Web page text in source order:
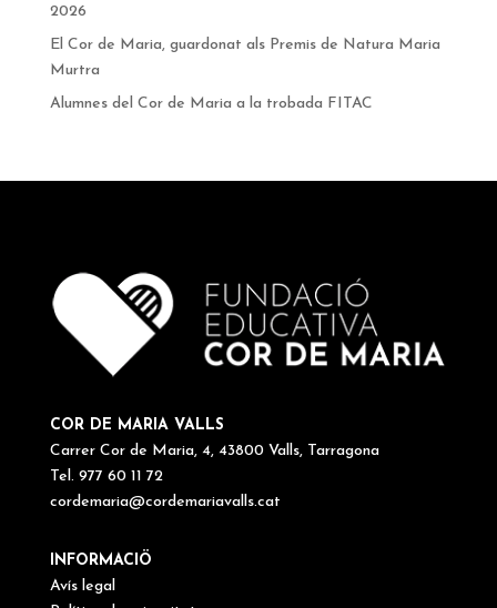
2026
El Cor de Maria, guardonat als Premis de Natura Maria
Murtra
Alumnes del Cor de Maria a la trobada FITAC
COR DE MARIA VALLS
Carrer Cor de Maria, 4, 43800 Valls, Tarragona
Tel. 977 60 11 72
cordemaria@cordemariavalls.cat
INFORMACIÖ
Avís legal